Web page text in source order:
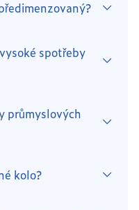
spotřeby
průmyslových
kolo?